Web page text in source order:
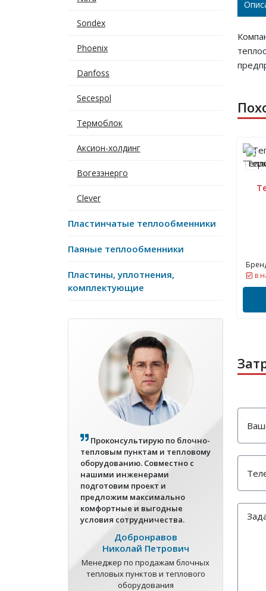
Sondex
Phoenix
Danfoss
Secespol
Термоблок
Аксион-холдинг
Вогезэнерго
Clever
Пластинчатые теплообменники
Паяные теплообменники
Пластины, уплотнения,
комплектующие
Проконсультирую по блочно-
тепловым пунктам и тепловому
оборудованию. Совместно с
нашими инженерами
подготовим проект и
предложим максимально
комфортные и выгодные
условия сотрудничества.
Добронравов
Николай Петрович
Менеджер по продажам блочных
тепловых пунктов и теплового
оборудования
в